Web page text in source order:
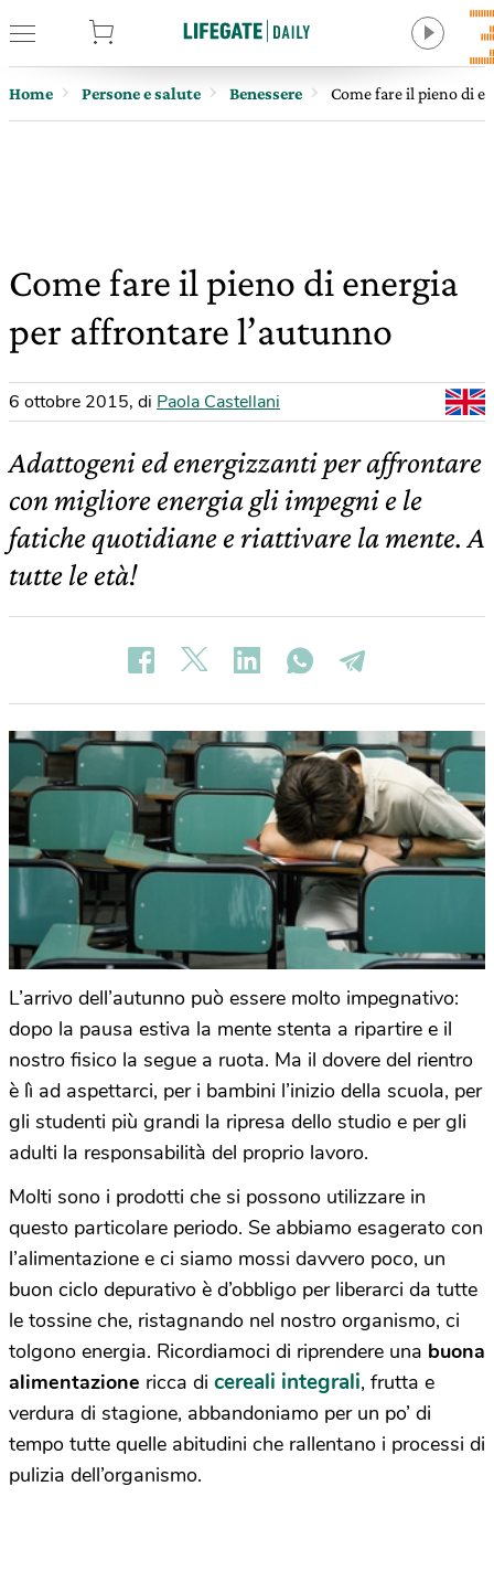
Home Persone e salute Benessere Come fare il pieno di
Come fare il pieno di energia
per affrontare l’autunno
6 ottobre 2015, di Paola Castellani
Adattogeni ed energizzanti per affrontare
con migliore energia gli impegni e le
fatiche quotidiane e riattivare la mente. A
tutte le età!
L’arrivo dell’autunno può essere molto impegnativo:
dopo la pausa estiva la mente stenta a ripartire e il
nostro fisico la segue a ruota. Ma il dovere del rientro
è lì ad aspettarci, per i bambini l’inizio della scuola, per
gli studenti più grandi la ripresa dello studio e per gli
adulti la responsabilità del proprio lavoro.
Molti sono i prodotti che si possono utilizzare in
questo particolare periodo. Se abbiamo esagerato con
l’alimentazione e ci siamo mossi davvero poco, un
buon ciclo depurativo è d’obbligo per liberarci da tutte
le tossine che, ristagnando nel nostro organismo, ci
tolgono energia. Ricordiamoci di riprendere una buona
alimentazione ricca di cereali integrali, frutta e
verdura di stagione, abbandoniamo per un po’ di
tempo tutte quelle abitudini che rallentano i processi di
pulizia dell’organismo.